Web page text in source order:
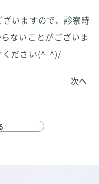
いますので、診察時
ないことがございま
ください(^-^)/
次へ